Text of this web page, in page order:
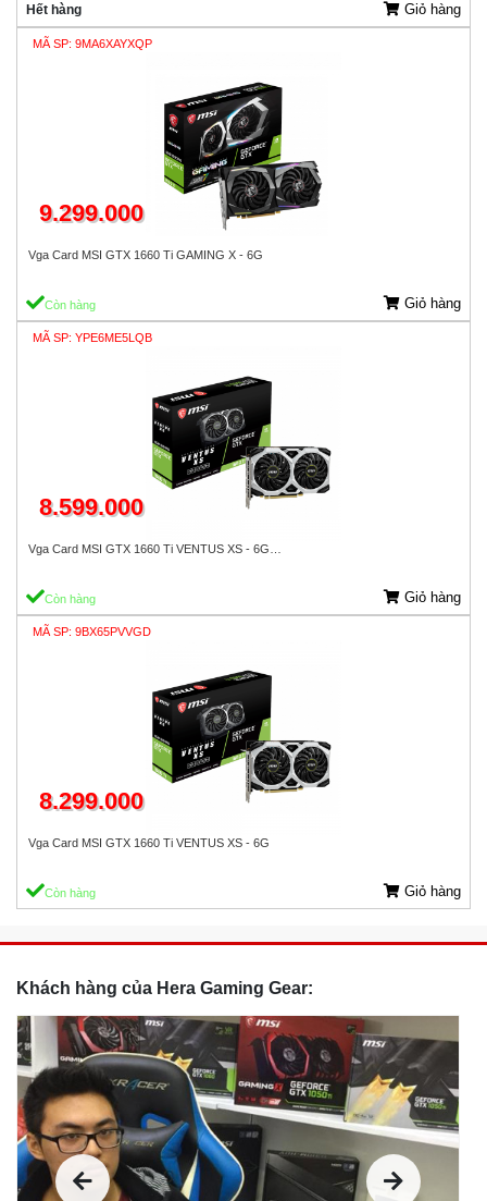
Hết hàng Giỏ hàng
MÃ SP: 9MA6XAYXQP
9.299.000
Vga Card MSI GTX 1660 Ti GAMING X - 6G
Còn hàng Giỏ hàng
MÃ SP: YPE6ME5LQB
8.599.000
Vga Card MSI GTX 1660 Ti VENTUS XS - 6G…
Còn hàng Giỏ hàng
MÃ SP: 9BX65PVVGD
8.299.000
Vga Card MSI GTX 1660 Ti VENTUS XS - 6G
Còn hàng Giỏ hàng
Khách hàng của Hera Gaming Gear: